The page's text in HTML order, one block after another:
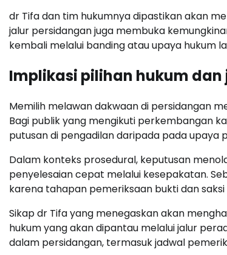
dr Tifa dan tim hukumnya dipastikan akan
jalur persidangan juga membuka
kembali melalui banding atau upaya hukum
Implikasi pilihan hukum
Memilih melawan dakwaan di persidangan
Bagi publik yang mengikuti perkembangan
putusan di pengadilan daripada pada upaya
Dalam konteks prosedural, keputusan
penyelesaian cepat melalui kesepakatan.
karena tahapan pemeriksaan bukti dan
Sikap dr Tifa yang menegaskan akan
hukum yang akan dipantau melalui jalur
dalam persidangan, termasuk jadwal